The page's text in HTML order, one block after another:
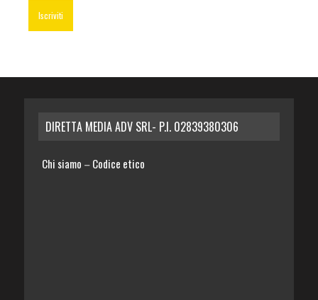
DIRETTA MEDIA ADV SRL- P.I. 02839380306
Chi siamo – Codice etico